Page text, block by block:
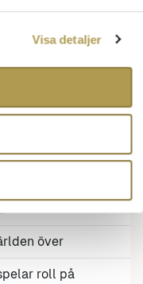
Visa detaljer
familjen 2026: Så
på julafton
för mänsklig
driver trafik
över
roll på